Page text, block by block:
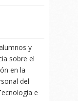
y
sobre el
en la
del
e